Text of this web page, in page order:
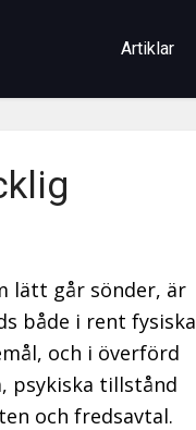
Artiklar
lätt går sönder, är
både i rent fysiska
och i överförd
psykiska tillstånd
och fredsavtal.